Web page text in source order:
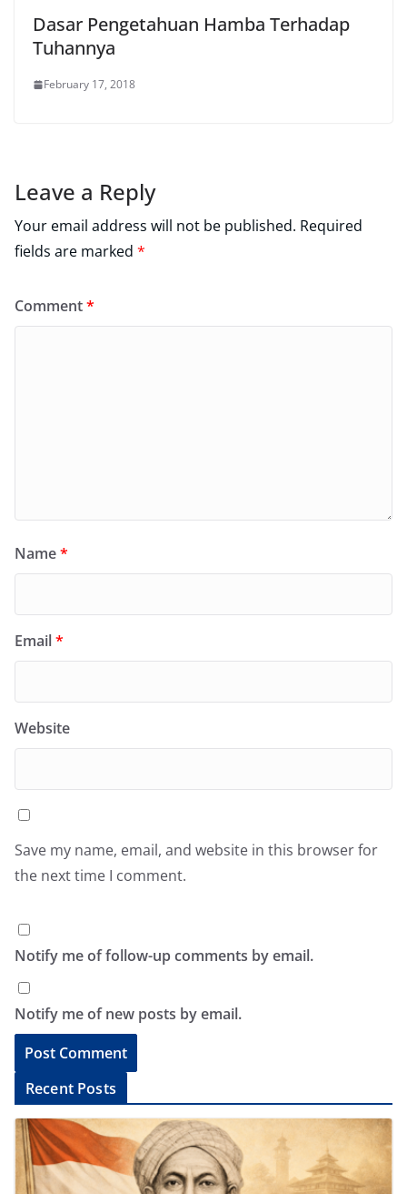
Dasar Pengetahuan Hamba Terhadap
Tuhannya
February 17, 2018
Leave a Reply
Your email address will not be published. Required
fields are marked *
Comment*
Name*
Email*
Website
Save my name, email, and website in this browser for
the next time I comment.
Notify me of follow-up comments by email.
Notify me of new posts by email.
l
Recent Posts